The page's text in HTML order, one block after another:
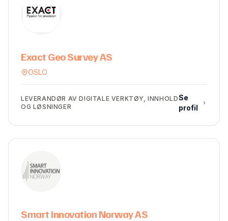
Exact Geo Survey AS
OSLO
LEVERANDØR AV DIGITALE VERKTØY, INNHOLD
OG LØSNINGER
Se
profil
Smart Innovation Norway AS